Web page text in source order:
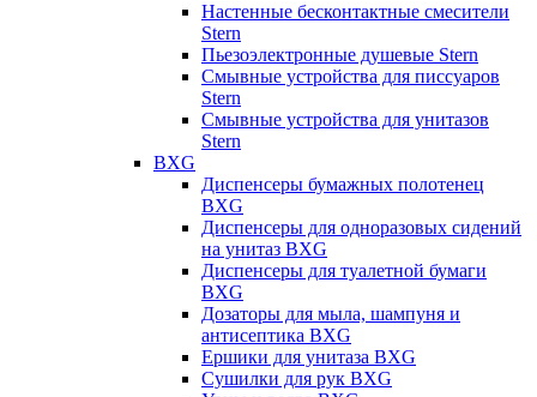
Настенные бесконтактные смесители
Stern
Пьезоэлектронные душевые Stern
Смывные устройства для писсуаров
Stern
Смывные устройства для унитазов
Stern
BXG
Диспенсеры бумажных полотенец
BXG
Диспенсеры для одноразовых сидений
на унитаз BXG
Диспенсеры для туалетной бумаги
BXG
Дозаторы для мыла, шампуня и
антисептика BXG
Ершики для унитаза BXG
Сушилки для рук BXG